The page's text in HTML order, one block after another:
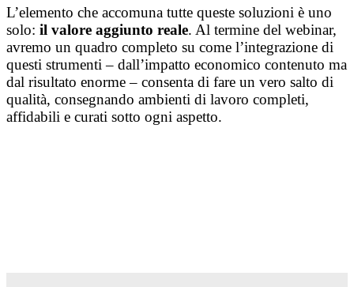
L’elemento che accomuna tutte queste soluzioni è uno
solo: il valore aggiunto reale. Al termine del webinar,
avremo un quadro completo su come l’integrazione di
questi strumenti – dall’impatto economico contenuto ma
dal risultato enorme – consenta di fare un vero salto di
qualità, consegnando ambienti di lavoro completi,
affidabili e curati sotto ogni aspetto.